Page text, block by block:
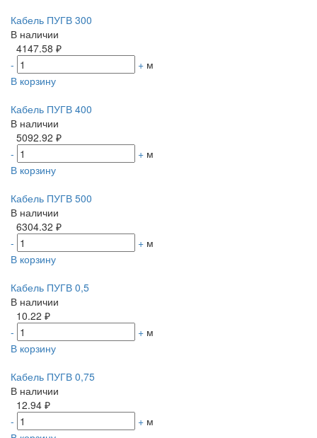
Кабель ПУГВ 300
В наличии
4147.58 ₽
-
+ м
В корзину
Кабель ПУГВ 400
В наличии
5092.92 ₽
-
+ м
В корзину
Кабель ПУГВ 500
В наличии
6304.32 ₽
-
+ м
В корзину
Кабель ПУГВ 0,5
В наличии
10.22 ₽
-
+ м
В корзину
Кабель ПУГВ 0,75
В наличии
12.94 ₽
-
+ м